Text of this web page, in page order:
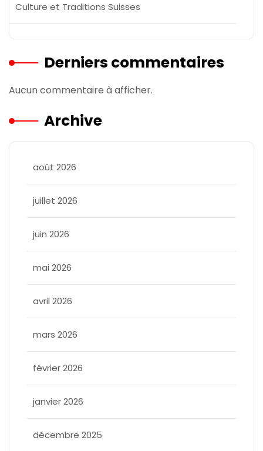
Culture et Traditions Suisses
Derniers commentaires
Aucun commentaire à afficher.
Archive
août 2026
juillet 2026
juin 2026
mai 2026
avril 2026
mars 2026
février 2026
janvier 2026
décembre 2025